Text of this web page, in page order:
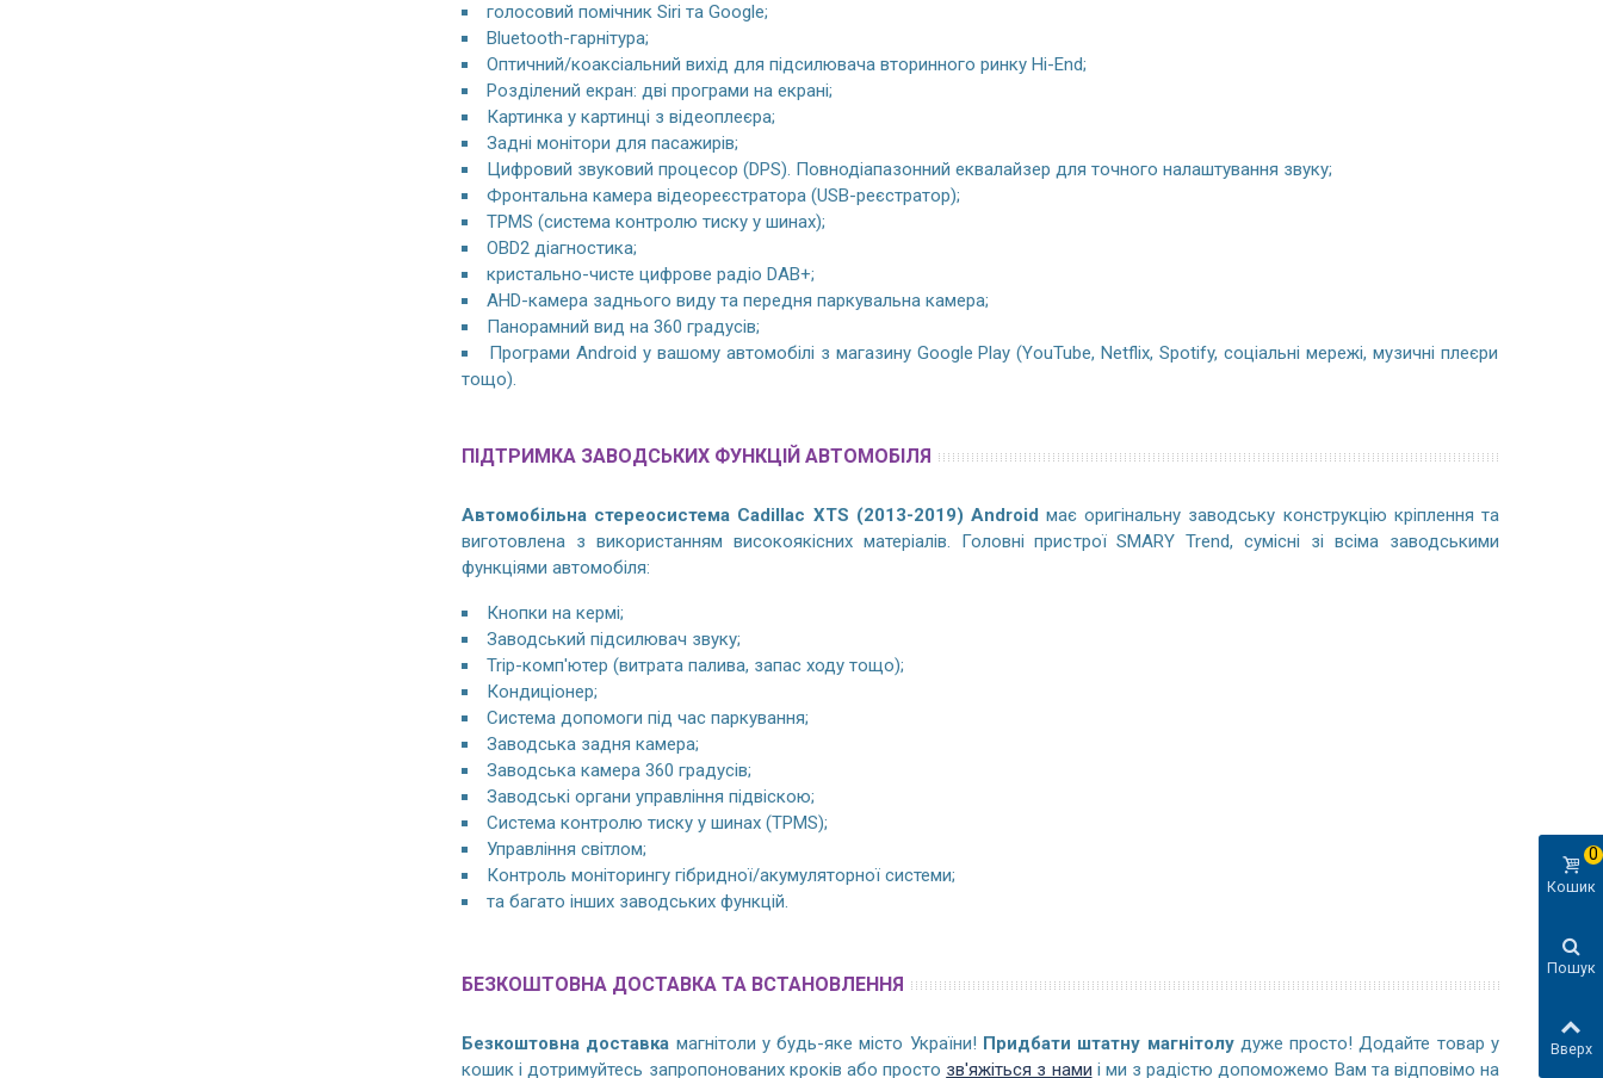
голосовий помічник Siri та Google;
Bluetooth-гарнітура;
Оптичний/коаксіальний вихід для підсилювача вторинного ринку Hi-End;
Розділений екран: дві програми на екрані;
Картинка у картинці з відеоплеєра;
Задні монітори для пасажирів;
Цифровий звуковий процесор (DPS). Повнодіапазонний еквалайзер для точного налаштування звуку;
Фронтальна камера відеореєстратора (USB-реєстратор);
TPMS (система контролю тиску у шинах);
OBD2 діагностика;
кристально-чисте цифрове радіо DAB+;
AHD-камера заднього виду та передня паркувальна камера;
Панорамний вид на 360 градусів;
Програми Android у вашому автомобілі з магазину Google Play (YouTube, Netflix, Spotify, соціальні мережі, музичні плеєри
тощо).
ПІДТРИМКА ЗАВОДСЬКИХ ФУНКЦІЙ АВТОМОБІЛЯ
Автомобільна стереосистема Cadillac XTS (2013-2019) Android має оригінальну заводську конструкцію кріплення та
виготовлена з використанням високоякісних матеріалів. Головні пристрої SMARY Trend, сумісні зі всіма заводськими
функціями автомобіля:
Кнопки на кермі;
Заводський підсилювач звуку;
Trip-комп'ютер (витрата палива, запас ходу тощо);
Кондиціонер;
Система допомоги під час паркування;
Заводська задня камера;
Заводська камера 360 градусів;
Заводські органи управління підвіскою;
Система контролю тиску у шинах (TPMS);
Управління світлом;
Контроль моніторингу гібридної/акумуляторної системи;
та багато інших заводських функцій.
БЕЗКОШТОВНА ДОСТАВКА ТА ВСТАНОВЛЕННЯ
Безкоштовна доставка магнітоли у будь-яке місто України! Придбати штатну магнітолудуже просто! Додайте товар у
кошик і дотримуйтесь запропонованих кроків або просто зв'яжіться з нами і ми з радістю допоможемо Вам та відповімо на
Кошик
0
Пошук
Вверх